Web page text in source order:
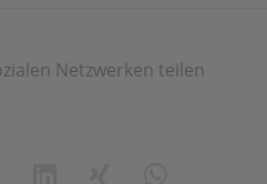
Netzwerken teilen